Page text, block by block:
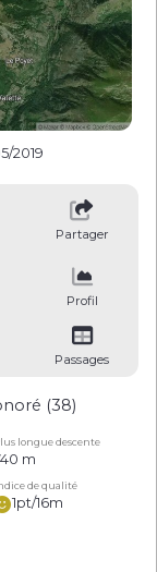
2019
Partager
Profil
Passages
(38)
longue descente
m
de qualité
1pt/16m